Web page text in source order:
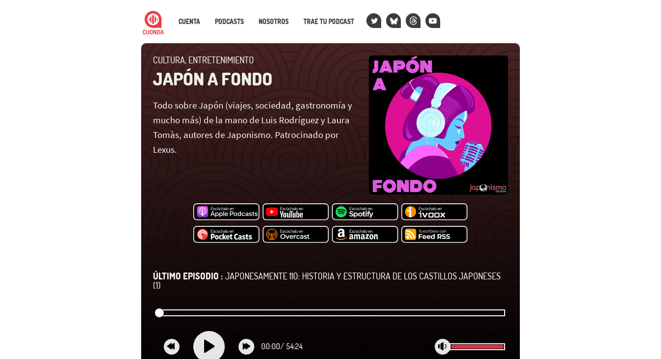
CUENTA PODCASTS NOSOTROS TRAE TU PODCAST
CULTURA, ENTRETENIMIENTO
JAPÓN A FONDO
Todo sobre Japón (viajes, sociedad, gastronomía y
mucho más) de la mano de Luis Rodríguez y Laura
Tomàs, autores de Japonismo. Patrocinado por
Lexus.
ÚLTIMO EPISODIO : JAPONESAMENTE 110: HISTORIA Y ESTRUCTURA DE LOS CASTILLOS JAPONESES
(1)
00:00/ 54:24